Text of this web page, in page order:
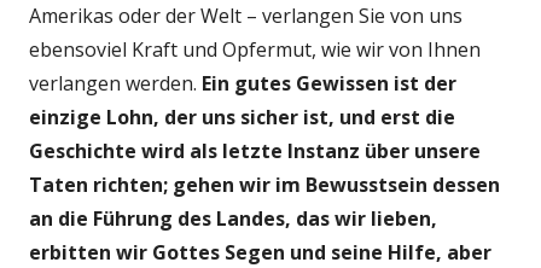
Amerikas oder der Welt – verlangen Sie von uns
ebensoviel Kraft und Opfermut, wie wir von Ihnen
verlangen werden. Ein gutes Gewissen ist der
einzige Lohn, der uns sicher ist, und erst die
Geschichte wird als letzte Instanz über unsere
Taten richten; gehen wir im Bewusstsein dessen
an die Führung des Landes, das wir lieben,
erbitten wir Gottes Segen und seine Hilfe, aber